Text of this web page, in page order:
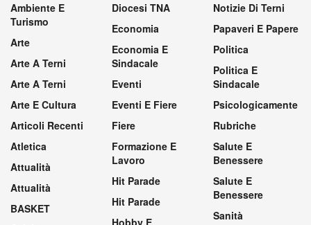
Ambiente E
Turismo
Arte
Arte A Terni
Arte A Terni
Arte E Cultura
Articoli Recenti
Atletica
Attualità
Attualità
BASKET
Diocesi TNA
Economia
Economia E
Sindacale
Eventi
Eventi E Fiere
Fiere
Formazione E
Lavoro
Hit Parade
Hit Parade
Hobby E
Notizie Di Terni
Papaveri E Papere
Politica
Politica E
Sindacale
Psicologicamente
Rubriche
Salute E
Benessere
Salute E
Benessere
Sanità